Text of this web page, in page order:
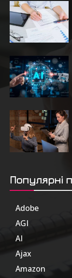
Популярні
Adobe
AGI
AI
Ajax
Amazon